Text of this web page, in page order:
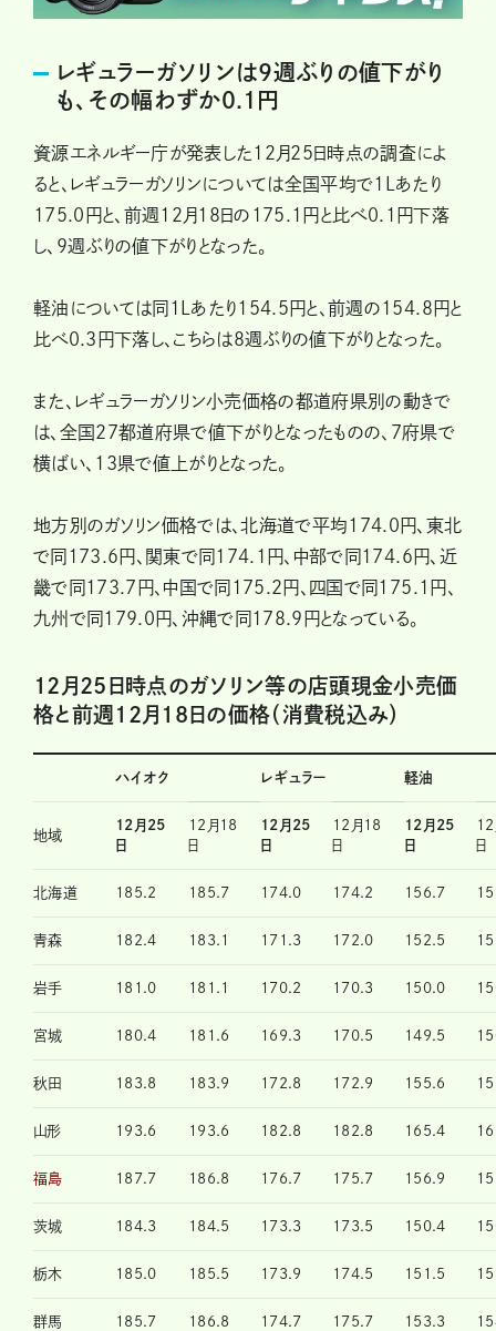
レギュラーガソリンは9週ぶりの値下がり
も、その幅わずか0.1円
資源エネルギー庁が発表した12月25日時点の調査によ
ると、レギュラーガソリンについては全国平均で1Lあたり
175.0円と、前週12月18日の175.1円と比べ0.1円下落
し、9週ぶりの値下がりとなった。
軽油については同1Lあたり154.5円と、前週の154.8円と
比べ0.3円下落し、こちらは8週ぶりの値下がりとなった。
また、レギュラーガソリン小売価格の都道府県別の動きで
は、全国27都道府県で値下がりとなったものの、7府県で
横ばい、13県で値上がりとなった。
地方別のガソリン価格では、北海道で平均174.0円、東北
で同173.6円、関東で同174.1円、中部で同174.6円、近
畿で同173.7円、中国で同175.2円、四国で同175.1円、
九州で同179.0円、沖縄で同178.9円となっている。
12月25日時点のガソリン等の店頭現金小売価
格と前週12月18日の価格（消費税込み）
ハイオク レギュラー 軽油
地域
12月25
日
12月18
日
12月25
日
12月18
日
12月25
日
日
北海道 185.2 185.7 174.0 174.2 156.7
青森 182.4 183.1 171.3 172.0 152.5
岩手 181.0 181.1 170.2 170.3 150.0
宮城 180.4 181.6 169.3 170.5 149.5
秋田 183.8 183.9 172.8 172.9 155.6
山形 193.6 193.6 182.8 182.8 165.4
福島 187.7 186.8 176.7 175.7 156.9
茨城 184.3 184.5 173.3 173.5 150.4
栃木 185.0 185.5 173.9 174.5 151.5
群馬 185.7 186.8 174.7 175.7 153.3